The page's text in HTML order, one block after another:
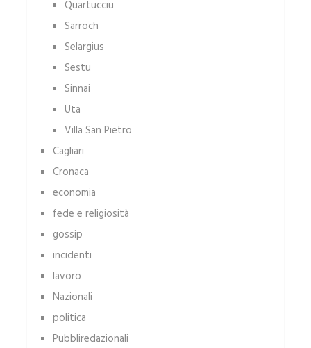
Quartucciu
Sarroch
Selargius
Sestu
Sinnai
Uta
Villa San Pietro
Cagliari
Cronaca
economia
fede e religiosità
gossip
incidenti
lavoro
Nazionali
politica
Pubbliredazionali